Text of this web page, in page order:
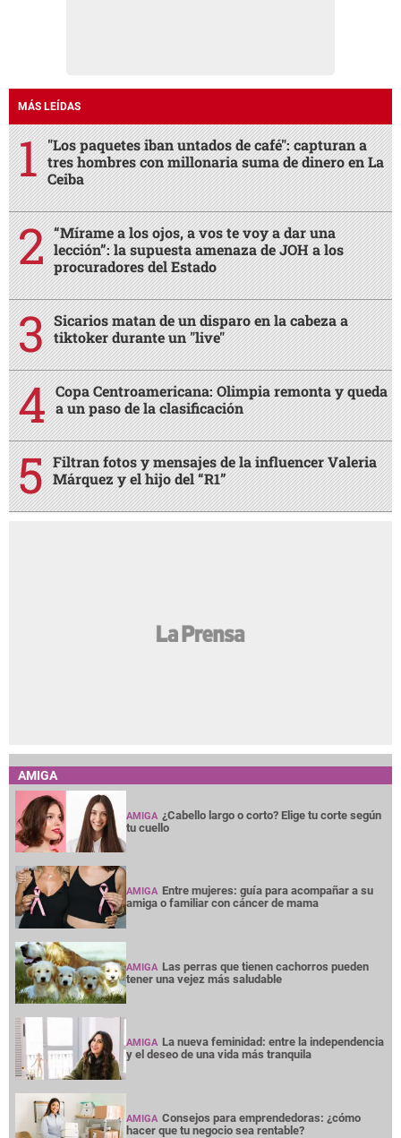
MÁS LEÍDAS
"Los paquetes iban untados de café": capturan a
tres hombres con millonaria suma de dinero en La
Ceiba
“Mírame a los ojos, a vos te voy a dar una
lección”: la supuesta amenaza de JOH a los
procuradores del Estado
Sicarios matan de un disparo en la cabeza a
tiktoker durante un "live"
Copa Centroamericana: Olimpia remonta y queda
a un paso de la clasificación
Filtran fotos y mensajes de la influencer Valeria
Márquez y el hijo del “R1”
AMIGA
AMIGA ¿Cabello largo o corto? Elige tu corte según
tu cuello
AMIGA Entre mujeres: guía para acompañar a su
amiga o familiar con cáncer de mama
AMIGA Las perras que tienen cachorros pueden
tener una vejez más saludable
AMIGA La nueva feminidad: entre la independencia
y el deseo de una vida más tranquila
AMIGA Consejos para emprendedoras: ¿cómo
hacer que tu negocio sea rentable?